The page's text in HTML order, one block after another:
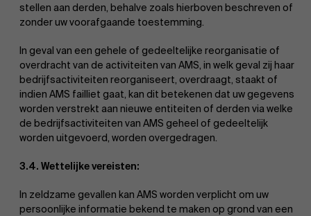
Nieuws
stellen aan derden, behalve zoals hierboven beschreven of
zonder uw voorafgaande toestemming.
In geval van een gehele of gedeeltelijke reorganisatie of
overdracht van de activiteiten van AMS, in welk geval zij haar
bedrijfsactiviteiten reorganiseert, overdraagt, staakt of
indien AMS failliet gaat, kan dit betekenen dat uw gegevens
worden verstrekt aan nieuwe entiteiten of derden via welke
de bedrijfsactiviteiten van AMS geheel of gedeeltelijk
worden uitgevoerd, worden overgedragen.
3.4. Wettelijke vereisten:
In zeldzame gevallen kan AMS worden verplicht om uw
persoonlijke informatie bekend te maken op grond van een